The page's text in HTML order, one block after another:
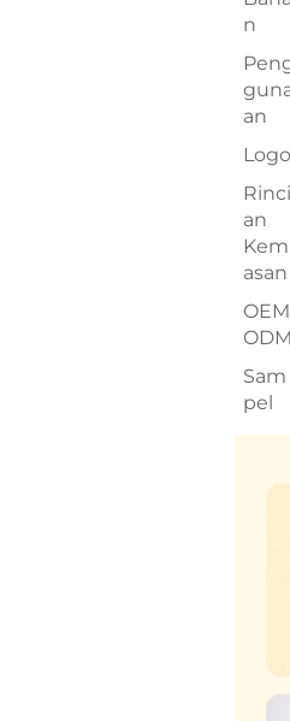
n
an
Logo
Rinci
an
Kem
asan
Sam
pel